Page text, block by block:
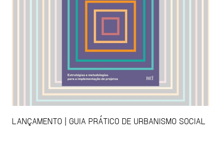
LANÇAMENTO | GUIA PRÁTICO DE URBANISMO SOCIAL